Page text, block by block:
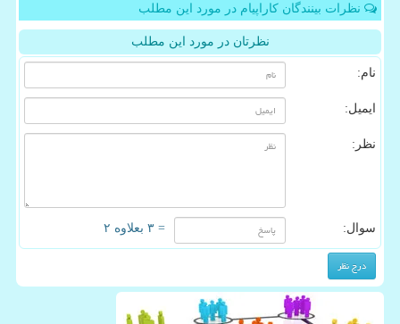
نظرات بینندگان کاراپیام در مورد این مطلب
نظرتان در مورد این مطلب
نام:
ایمیل:
نظر:
سوال: = ۳ بعلاوه ۲